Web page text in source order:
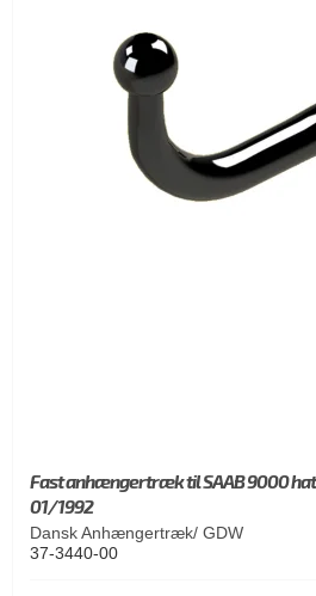
Fast anhængertræk til SAAB 9000
01/1992
Dansk Anhængertræk/ GDW
37-3440-00